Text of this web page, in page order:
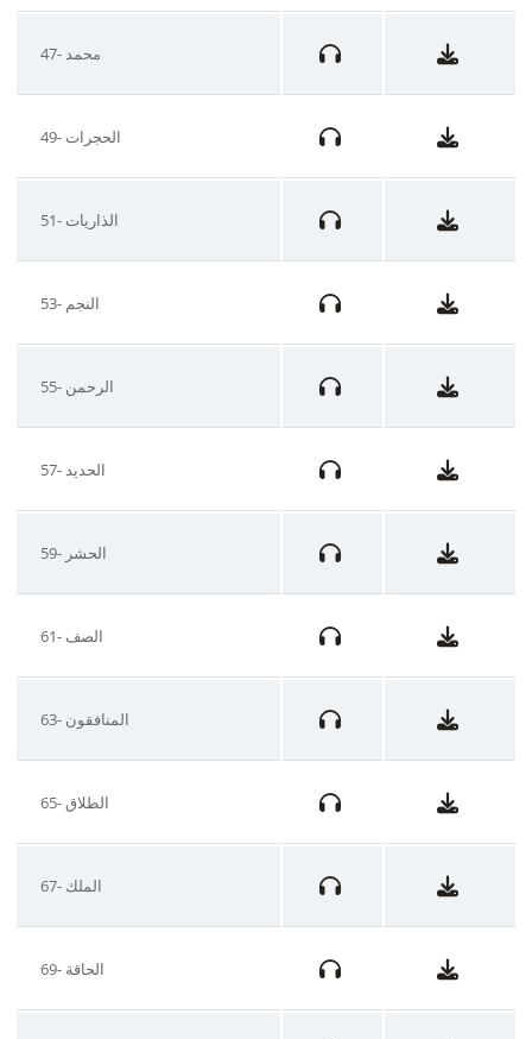
47- محمد
49- الحجرات
51- الذاريات
53- النجم
55- الرحمن
57- الحديد
59- الحشر
61- الصف
63- المنافقون
65- الطلاق
67- الملك
69- الحاقة